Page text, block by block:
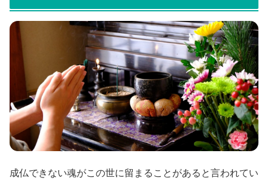
成仏できない魂がこの世に留まることがあると言われてい